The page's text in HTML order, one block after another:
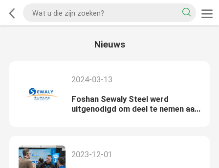
Nieuws
2024-03-13
Foshan Sewaly Steel werd
uitgenodigd om deel te nemen aan
2023-12-01